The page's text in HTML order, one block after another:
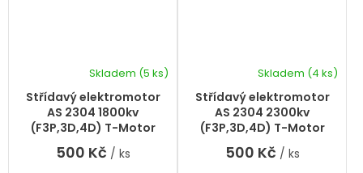
Střídavý elektromotor
AS 2304 1800kv
(F3P,3D,4D) T-Motor
Skladem (5 ks)
500 Kč / ks
Střídavý elektromotor
AS 2304 2300kv
(F3P,3D,4D) T-Motor
Skladem (4 ks)
500 Kč / ks